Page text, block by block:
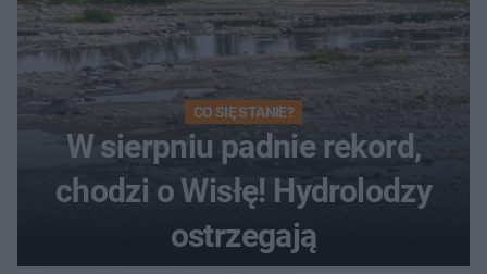
CO SIĘ STANIE?
W sierpniu padnie rekord,
chodzi o Wisłę! Hydrolodzy
ostrzegają